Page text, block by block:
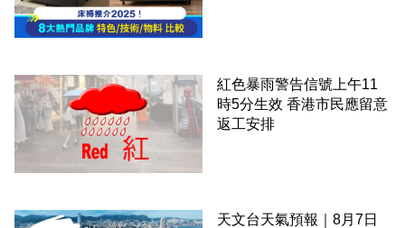
紅色暴雨警告信號上午11
時5分生效 香港市民應留意
返工安排
天文台天氣預報｜8月7日